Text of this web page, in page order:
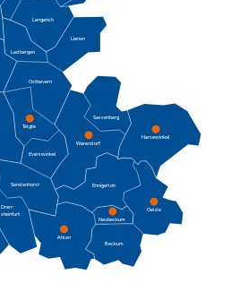
Lienen
Ladbergen
Telgte
Everswinkel
Ostbevern
Dren-
steinfurt
Sendenhorst
Harsewinkel
Sassenberg
Warendorf
Neubeckum
Ahlen
Ennigerloh
Oelde
Beckum
Lengerich